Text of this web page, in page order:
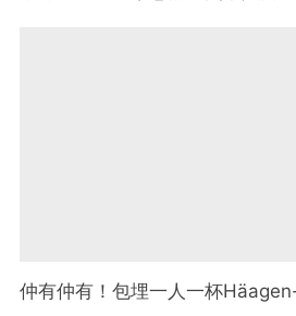
仲有仲有！包埋一人一杯